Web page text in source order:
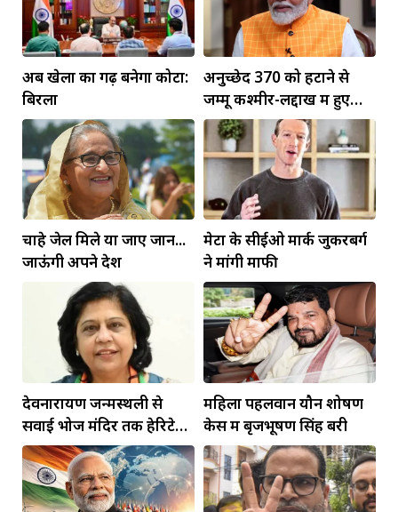
अब खेलों का गढ़ बनेगा कोटा:
बिरला
अनुच्छेद 370 को हटाने से
जम्मू कश्मीर-लद्दाख में हुए
व्यापक बदलाव: PM मोदी
चाहे जेल मिले या जाए जान...
जाऊंगी अपने देश
मेटा के सीईओ मार्क जुकरबर्ग
ने मांगी माफी
देवनारायण जन्मस्थली से
सवाई भोज मंदिर तक हेरिटेज
कॉरिडोर बनाने की मांग
महिला पहलवान यौन शोषण
केस में बृजभूषण सिंह बरी